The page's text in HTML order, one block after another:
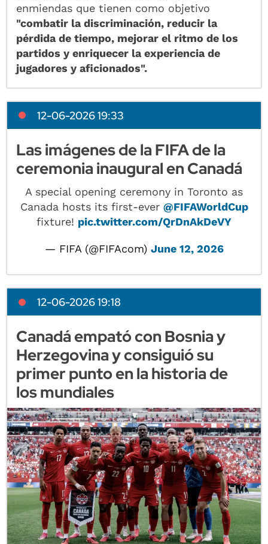
enmiendas que tienen como objetivo
"combatir la discriminación, reducir la
pérdida de tiempo, mejorar el ritmo de los
partidos y enriquecer la experiencia de
jugadores y aficionados".
12-06-2026 19:33
Las imágenes de la FIFA de la
ceremonia inaugural en Canadá
A special opening ceremony in Toronto as
Canada hosts its first-ever @FIFAWorldCup
fixture! pic.twitter.com/QrDnAkDeVY
— FIFA (@FIFAcom) June 12, 2026
12-06-2026 19:18
Canadá empató con Bosnia y
Herzegovina y consiguió su
primer punto en la historia de
los mundiales